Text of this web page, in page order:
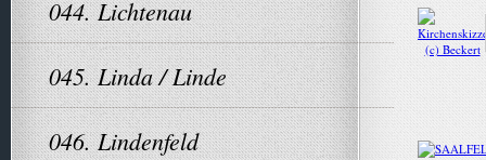
044. Lichtenau
045. Linda / Linde
046. Lindenfeld